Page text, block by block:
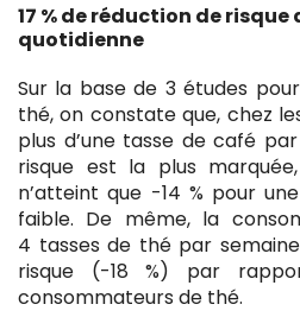
17 % de réduction de risque
quotidienne
Sur la base de 3 études
thé, on constate que, chez
plus d’une tasse de café
risque est la plus
n’atteint que -14 % pour
faible. De même, la
4 tasses de thé par
risque (-18 %) par
consommateurs de thé.